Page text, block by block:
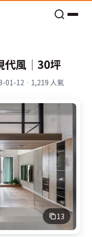
代風│30坪
01-12 · 1,219 人氣
13